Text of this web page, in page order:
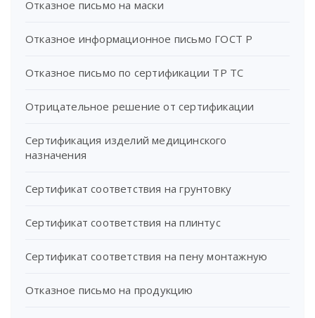
Отказное письмо на маски
Отказное информационное письмо ГОСТ Р
Отказное письмо по сертификации ТР ТС
Отрицательное решение от сертификации
Сертификация изделий медицинского
назначения
Сертификат соответствия на грунтовку
Сертификат соответствия на плинтус
Сертификат соответствия на пену монтажную
Отказное письмо на продукцию